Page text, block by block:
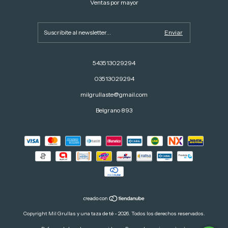
Ventas por mayor
543513029294
03513029294
milgrullaste@gmail.com
Belgrano 893
Copyright Mil Grullas y una taza de té - 2026. Todos los derechos reservados.